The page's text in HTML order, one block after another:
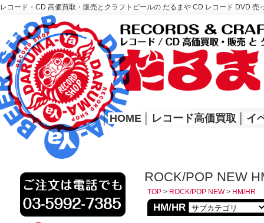
レコード・CD 高価買取・販売とクラフトビールの だるまや CD レコード DVD
レコード高価買取はこちら
HOME
│ HOME レコード高価買取 イ
ROCK/POP NEW
TOP > ROCK/POP NEW> HM/HR
HM/HR